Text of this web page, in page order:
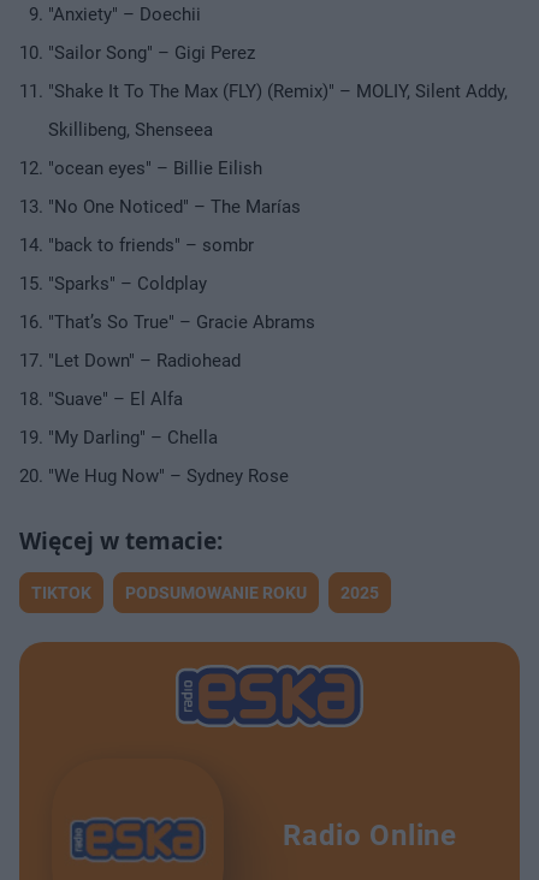
"Anxiety" – Doechii
"Sailor Song" – Gigi Perez
"Shake It To The Max (FLY) (Remix)" – MOLIY, Silent Addy,
Skillibeng, Shenseea
"ocean eyes" – Billie Eilish
"No One Noticed" – The Marías
"back to friends" – sombr
"Sparks" – Coldplay
"That’s So True" – Gracie Abrams
"Let Down" – Radiohead
"Suave" – El Alfa
"My Darling" – Chella
"We Hug Now" – Sydney Rose
TIKTOK PODSUMOWANIE ROKU 2025
Radio Online